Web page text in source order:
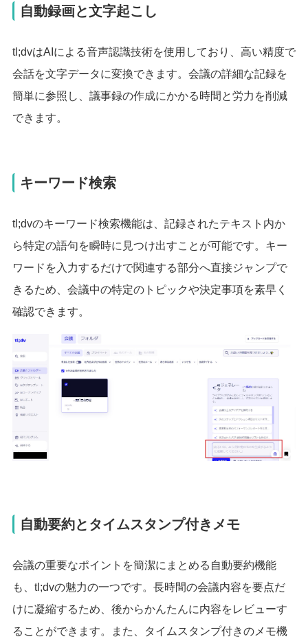
自動録画と文字起こし
tl;dvはAIによる音声認識技術を使用しており、高い精度で
会話を文字データに変換できます。会議の詳細な記録を
簡単に参照し、議事録の作成にかかる時間と労力を削減
できます。
キーワード検索
tl;dvのキーワード検索機能は、記録されたテキスト内か
ら特定の語句を瞬時に見つけ出すことが可能です。キー
ワードを入力するだけで関連する部分へ直接ジャンプで
きるため、会議中の特定のトピックや決定事項を素早く
確認できます。
自動要約とタイムスタンプ付きメモ
会議の重要なポイントを簡潔にまとめる自動要約機能
も、tl;dvの魅力の一つです。長時間の会議内容を要点だ
けに凝縮するため、後からかんたんに内容をレビューす
ることができます。また、タイムスタンプ付きのメモ機